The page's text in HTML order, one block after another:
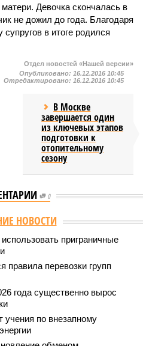
Девочка скончалась в
не дожил до года. Благодаря
супругов в итоге родился
Отдел новостей «Нашей версии»
Опубликовано: 16.12.2016 10:45
Отредактировано: 16.12.2016 10:45
В Москве
завершается один
из ключевых этапов
подготовки к
отопительному
сезону
0
станциях от уже сданного
Л» продолжают ждать от
достройки
сданного «Сказочного
Л» продолжают ждать от
реальной достройки
для дольщиков